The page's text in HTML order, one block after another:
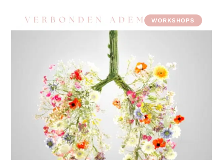
WORKSHOPS